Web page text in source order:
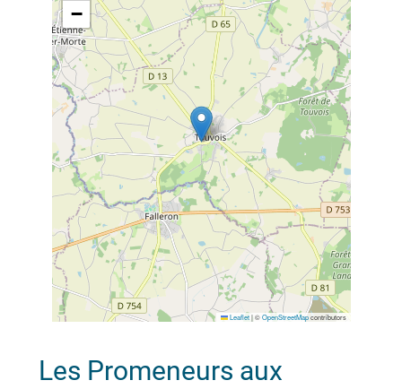
−
Leaflet |©OpenStreetMapcontributors
Les Promeneurs aux